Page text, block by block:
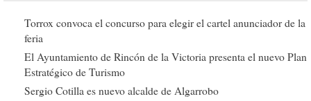
Torrox convoca el concurso para elegir el cartel anunciador de la
feria
El Ayuntamiento de Rincón de la Victoria presenta el nuevo Plan
Estratégico de Turismo
Sergio Cotilla es nuevo alcalde de Algarrobo